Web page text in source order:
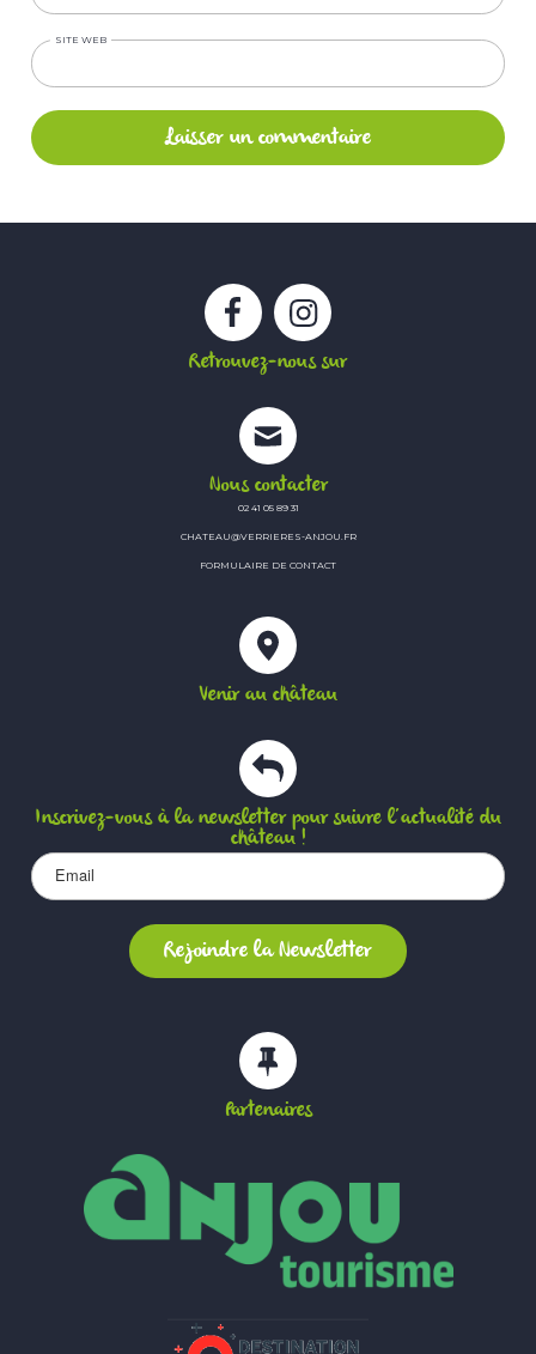
SITE WEB
Retrouvez-nous sur
FacebookInstagram
Nous contacter
02 41 05 89 31
CHATEAU@VERRIERES-ANJOU.FR
FORMULAIRE DE CONTACT
Venir au château
Inscrivez-vous à la newsletter pour suivre l’actualité du
château !
Partenaires